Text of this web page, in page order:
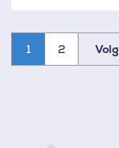
Paginatie
1 2